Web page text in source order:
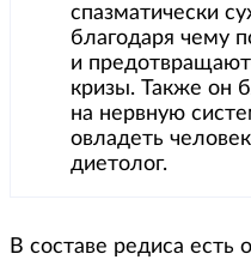
спазматически
благодаря чему
и
кризы. Также он
на нервную
овладеть
диетолог.
В составе редиса есть